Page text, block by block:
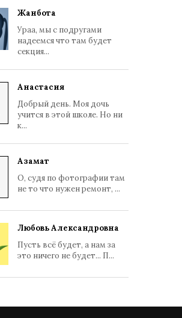
Жанбота
Ураа, мы с подругами
надеемся что там будет
секция...
Анастасия
Добрый день. Моя дочь
учится в этой школе. Но ни
к...
Азамат
О, судя по фотографии там
не то что нужен ремонт, ...
Любовь Александровна
Пусть всё будет, а нам за
это ничего не будет... П...